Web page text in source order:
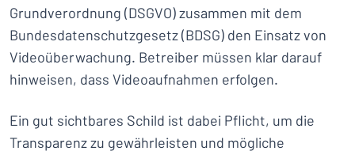
Grundverordnung (DSGVO) zusammen mit dem
Bundesdatenschutzgesetz (BDSG) den Einsatz von
Videoüberwachung. Betreiber müssen klar darauf
hinweisen, dass Videoaufnahmen erfolgen.
Ein gut sichtbares Schild ist dabei Pflicht, um die
Transparenz zu gewährleisten und mögliche